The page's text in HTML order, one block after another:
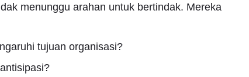
menunggu arahan untuk bertindak. Mereka
tujuan organisasi?